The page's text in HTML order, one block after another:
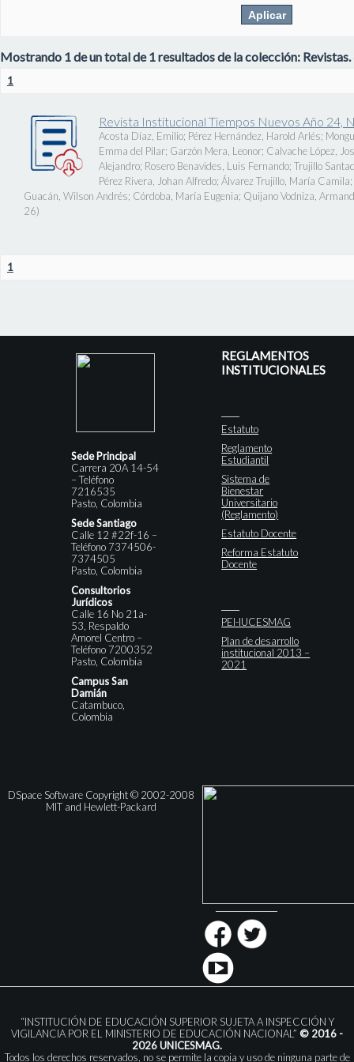
Mostrando 1 de un total de 1 resultados de la colección: Revistas.
1
Revista Institucional Tiempos Nuevos Año 24,
Acosta Díaz, Emilio; Pérez Hernández, Harold Arlés;
Emma del Pilar; Garzón Mera, Leonor; Calvache López,
Alejandro; Rosero Benavides, Luis Fernando; Trujillo
Pérez Rivera, Johan Alfredo; Álvarez Trujillo, María Camila;
Guacán, Wilson Andrés; Córdoba, María Eugenia; Quijano Vodniza,
26)
1
Sede Principal
Carrera 20A 14-54
– Teléfono
7216535
Pasto, Colombia
Sede Santiago
Calle 12 #22f-16 –
Teléfono 7374506-
7374505
Pasto, Colombia
Consultorios
Jurídicos
Calle 16 No 21a-
53, Respaldo
Amorel Centro –
Teléfono 7200352
Pasto, Colombia
Campus San
Damián
Catambuco,
Colombia
REGLAMENTOS
INSTITUCIONALES
Estatuto
Reglamento
Estudiantil
Sistema de
Bienestar
Universitario
(Reglamento)
Estatuto Docente
Reforma Estatuto
Docente
PEI-IUCESMAG
Plan de desarrollo
institucional 2013 –
2021
DSpace Software Copyright © 2002-2008
MIT and Hewlett-Packard
“INSTITUCIÓN DE EDUCACIÓN SUPERIOR SUJETA A INSPECCIÓN Y
VIGILANCIA POR EL MINISTERIO DE EDUCACIÓN NACIONAL” © 2016 -
2026 UNICESMAG.
Todos los derechos reservados, no se permite la copia y uso de ninguna parte de